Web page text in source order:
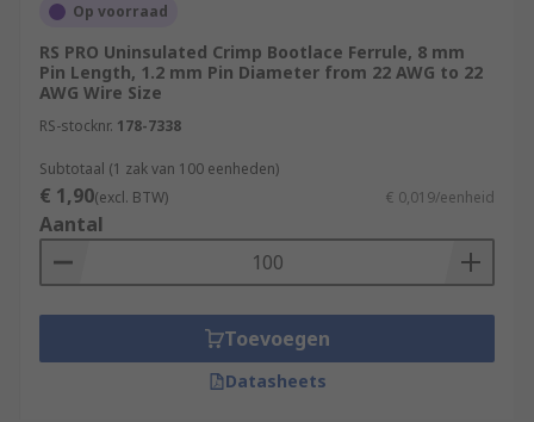
Op voorraad
RS PRO Uninsulated Crimp Bootlace Ferrule, 8 mm
Pin Length, 1.2 mm Pin Diameter from 22 AWG to 22
AWG Wire Size
RS-stocknr. 178-7338
Subtotaal (1 zak van 100 eenheden)
€ 1,90(excl. BTW) € 0,019/eenheid
Aantal
Toevoegen
Datasheets